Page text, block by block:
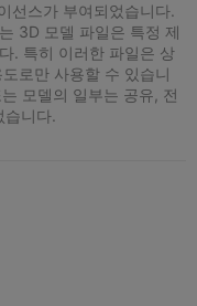
선스가 부여되었습니다.
3D 모델 파일은 특정 제
. 특히 이러한 파일은 상
로만 사용할 수 있습니
모델의 일부는 공유, 전
니다.